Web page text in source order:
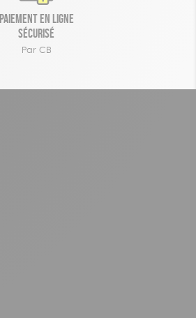
Paiement en ligne
sécurisé
Par CB